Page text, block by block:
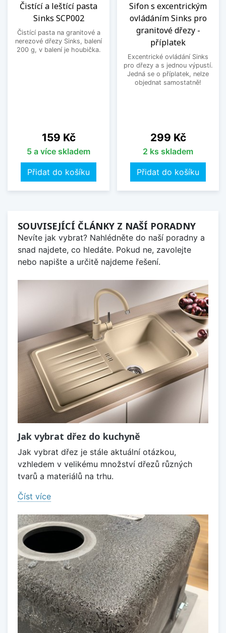
Čistící a leštící pasta
Sinks SCP002
Čistící pasta na granitové a
nerezové dřezy Sinks, balení
200 g, v balení je houbička.
Cena
159 Kč
5 a více skladem
Přidat do košíku
Sifon s excentrickým
ovládáním Sinks pro
granitové dřezy -
příplatek
Excentrické ovládání Sinks
pro dřezy a s jednou výpustí.
Jedná se o příplatek, nelze
objednat samostatně!
Cena
299 Kč
2 ks skladem
Přidat do košíku
SOUVISEJÍCÍ ČLÁNKY Z NAŠÍ PORADNY
Nevíte jak vybrat? Nahlédněte do naší poradny a
snad najdete, co hledáte. Pokud ne, zavolejte
nebo napište a určitě najdeme řešení.
Jak vybrat dřez do kuchyně
Jak vybrat dřez je stále aktuální otázkou,
vzhledem v velikému množství dřezů různých
tvarů a materiálů na trhu.
Číst více